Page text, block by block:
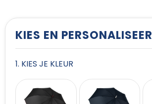
Vesten
KIES EN PERSONALISEER
1. KIES JE KLEUR